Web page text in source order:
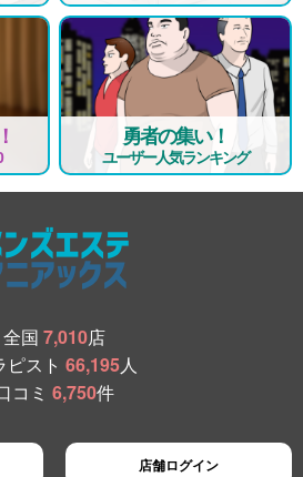
勇者の集い！
ユーザー人気ランキング
全国 7,010店
ピスト 66,195人
コミ 6,750件
店舗ログイン